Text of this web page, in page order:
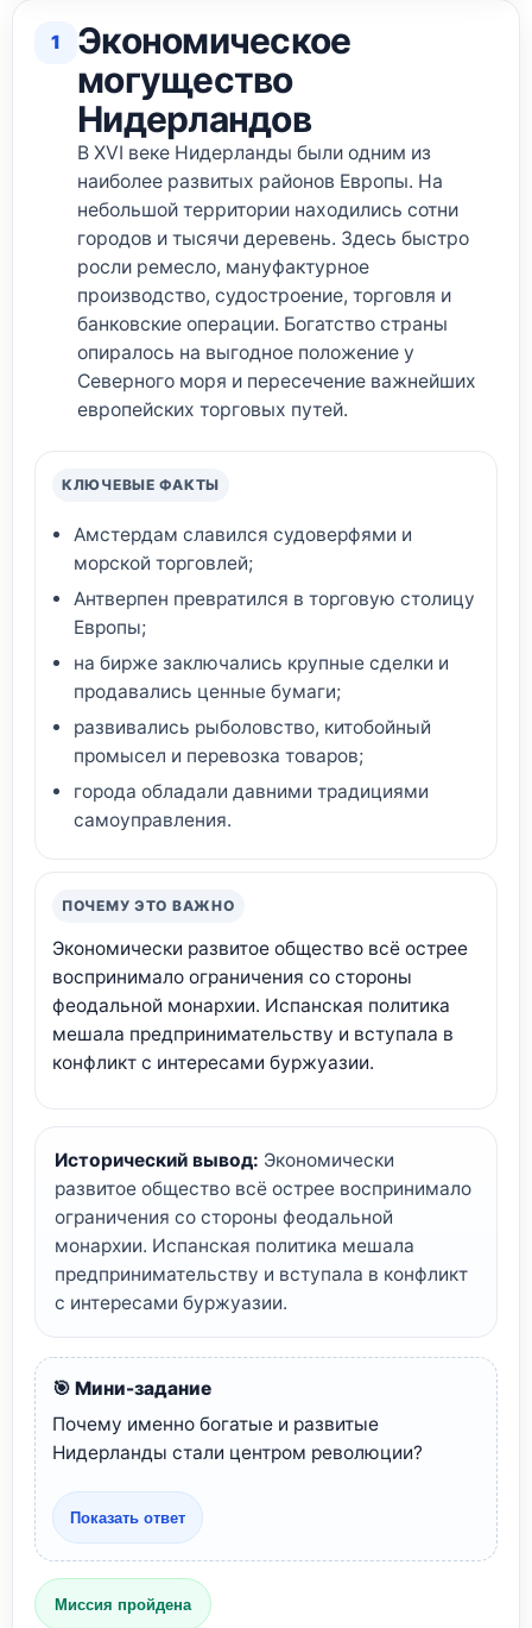
1
Экономическое
могущество
Нидерландов
В XVI веке Нидерланды были одним из
наиболее развитых районов Европы. На
небольшой территории находились сотни
городов и тысячи деревень. Здесь быстро
росли ремесло, мануфактурное
производство, судостроение, торговля и
банковские операции. Богатство страны
опиралось на выгодное положение у
Северного моря и пересечение важнейших
европейских торговых путей.
КЛЮЧЕВЫЕ ФАКТЫ
Амстердам славился судоверфями и
морской торговлей;
Антверпен превратился в торговую столицу
Европы;
на бирже заключались крупные сделки и
продавались ценные бумаги;
развивались рыболовство, китобойный
промысел и перевозка товаров;
города обладали давними традициями
самоуправления.
ПОЧЕМУ ЭТО ВАЖНО
Экономически развитое общество всё острее
воспринимало ограничения со стороны
феодальной монархии. Испанская политика
мешала предпринимательству и вступала в
конфликт с интересами буржуазии.
Исторический вывод: Экономически
развитое общество всё острее воспринимало
ограничения со стороны феодальной
монархии. Испанская политика мешала
предпринимательству и вступала в конфликт
с интересами буржуазии.
🎯 Мини-задание
Почему именно богатые и развитые
Нидерланды стали центром революции?
Показать ответ
Миссия пройдена